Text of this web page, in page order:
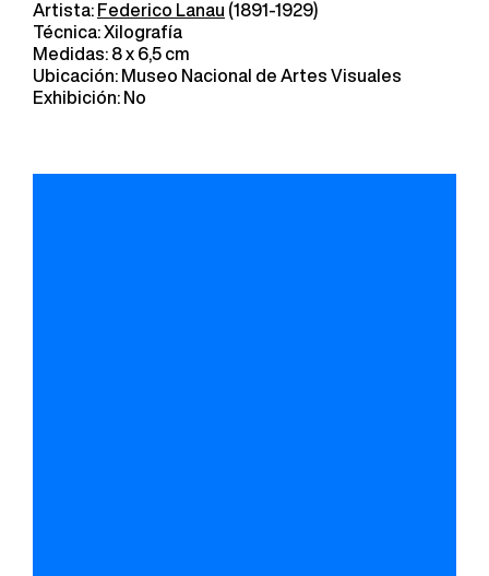
Artista: Federico Lanau (1891-1929)
Técnica: Xilografía
Medidas: 8 x 6,5 cm
Ubicación: Museo Nacional de Artes Visuales
Exhibición: No